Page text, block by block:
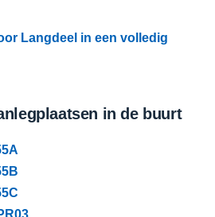
Langdeel in een volledig
in de buurt